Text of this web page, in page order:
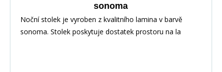
sonoma
Noční stolek je vyroben z kvalitního lamina v barvě
sonoma. Stolek poskytuje dostatek prostoru na la